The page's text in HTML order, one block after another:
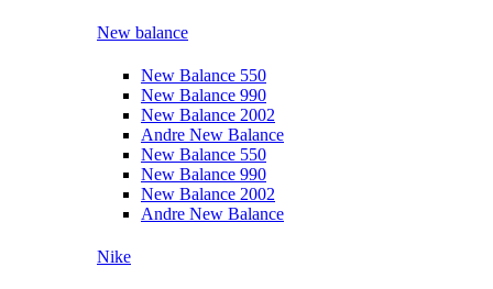
New balance
New Balance 550
New Balance 990
New Balance 2002
Andre New Balance
New Balance 550
New Balance 990
New Balance 2002
Andre New Balance
Nike